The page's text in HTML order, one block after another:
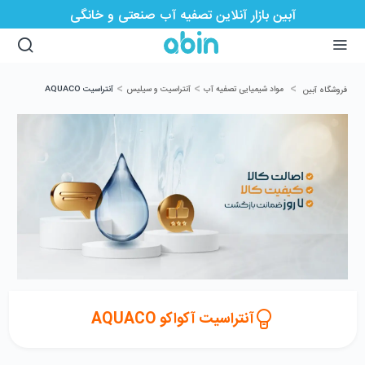
آبین بازار آنلاین تصفیه آب صنعتی و خانگی
فروشگاه آبین > مواد شیمیایی تصفیه آب > آنتراسیت و سیلیس > آنتراسیت AQUACO
آنتراسیت آکواکو AQUACO